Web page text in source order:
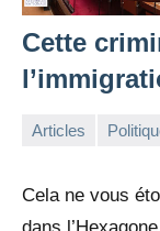
Cette
Articles
Cela ne vous